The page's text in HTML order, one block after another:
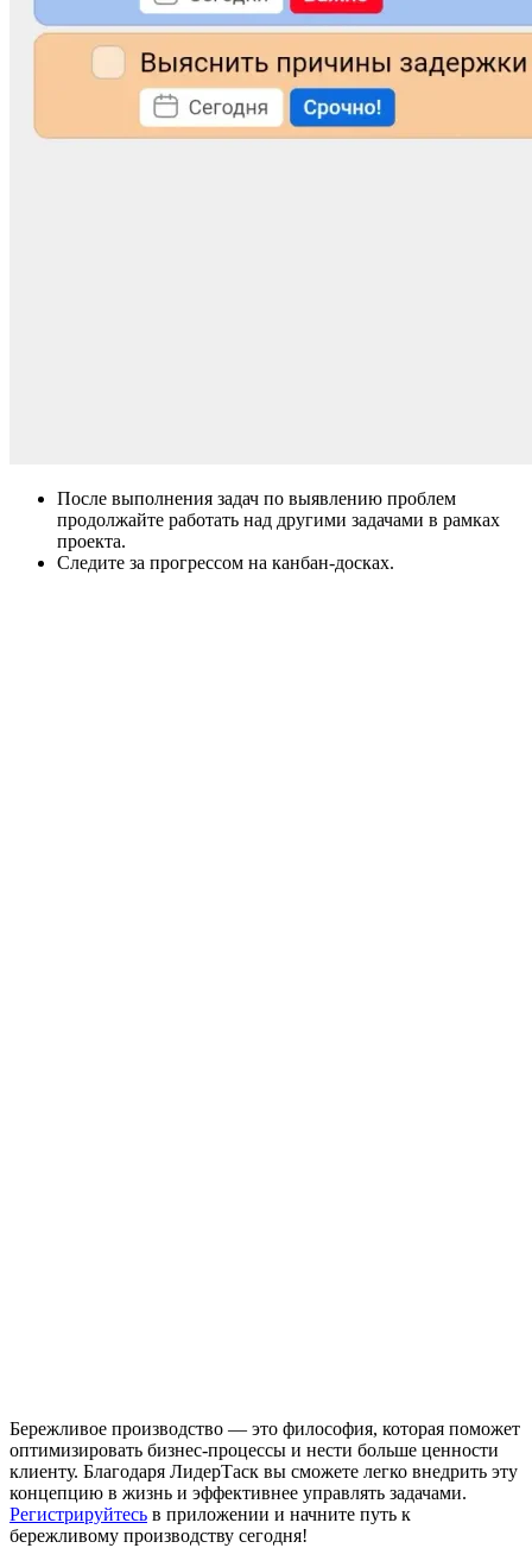
После выполнения задач по выявлению проблем
продолжайте работать над другими задачами в рамках
проекта.
Следите за прогрессом на канбан-досках.
Бережливое производство — это философия, которая поможет
оптимизировать бизнес-процессы и нести больше ценности
клиенту. Благодаря ЛидерТаск вы сможете легко внедрить эту
концепцию в жизнь и эффективнее управлять задачами.
Регистрируйтесь в приложении и начните путь к
бережливому производству сегодня!